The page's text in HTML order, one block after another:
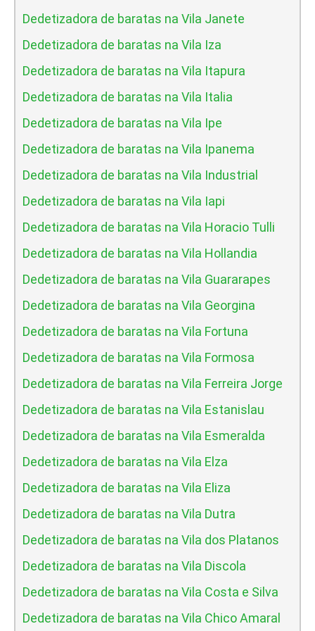
Dedetizadora de baratas na Vila Janete
Dedetizadora de baratas na Vila Iza
Dedetizadora de baratas na Vila Itapura
Dedetizadora de baratas na Vila Italia
Dedetizadora de baratas na Vila Ipe
Dedetizadora de baratas na Vila Ipanema
Dedetizadora de baratas na Vila Industrial
Dedetizadora de baratas na Vila Iapi
Dedetizadora de baratas na Vila Horacio Tulli
Dedetizadora de baratas na Vila Hollandia
Dedetizadora de baratas na Vila Guararapes
Dedetizadora de baratas na Vila Georgina
Dedetizadora de baratas na Vila Fortuna
Dedetizadora de baratas na Vila Formosa
Dedetizadora de baratas na Vila Ferreira Jorge
Dedetizadora de baratas na Vila Estanislau
Dedetizadora de baratas na Vila Esmeralda
Dedetizadora de baratas na Vila Elza
Dedetizadora de baratas na Vila Eliza
Dedetizadora de baratas na Vila Dutra
Dedetizadora de baratas na Vila dos Platanos
Dedetizadora de baratas na Vila Discola
Dedetizadora de baratas na Vila Costa e Silva
Dedetizadora de baratas na Vila Chico Amaral